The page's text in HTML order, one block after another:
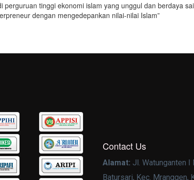
perguruan tinggi ekonomi islam yang unggul dan berdaya
dengan mengedepankan nilai-nilai Islam”
Contact Us
Alamat: Jl. Watunganten I
Batursari, Kec. Mranggen,